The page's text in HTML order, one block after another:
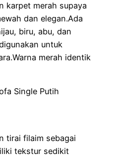
karpet merah supaya
dan elegan.Ada
biru, abu, dan
untuk
merah identik
tirai filaim sebagai
tekstur sedikit